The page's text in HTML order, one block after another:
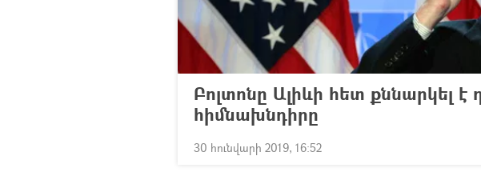
Բոլտոնը Ալիևի հետ քննարկել
հիմնախնդիրը
30 հունվարի 2019, 16:52